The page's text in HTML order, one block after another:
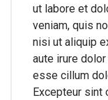
ut labore et
veniam, quis
nisi ut aliquip
aute irure
esse cillum
Excepteur sint